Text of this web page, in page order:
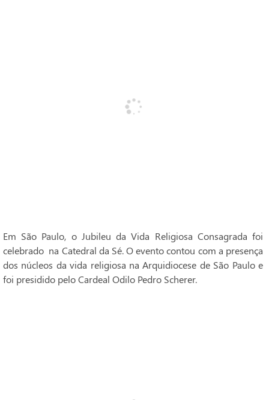
Em São Paulo, o Jubileu da Vida Religiosa Consagrada foi
celebrado na Catedral da Sé. O evento contou com a presença
dos núcleos da vida religiosa na Arquidiocese de São Paulo e
foi presidido pelo Cardeal Odilo Pedro Scherer.